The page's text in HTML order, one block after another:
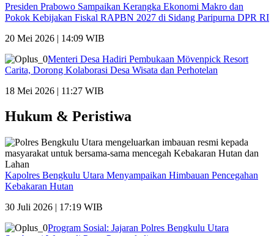
Presiden Prabowo Sampaikan Kerangka Ekonomi Makro dan
Pokok Kebijakan Fiskal RAPBN 2027 di Sidang Paripurna DPR RI
20 Mei 2026 | 14:09 WIB
Menteri Desa Hadiri Pembukaan Mövenpick Resort
Carita, Dorong Kolaborasi Desa Wisata dan Perhotelan
18 Mei 2026 | 11:27 WIB
Hukum & Peristiwa
Kapolres Bengkulu Utara Menyampaikan Himbauan Pencegahan
Kebakaran Hutan
30 Juli 2026 | 17:19 WIB
Program Sosial: Jajaran Polres Bengkulu Utara